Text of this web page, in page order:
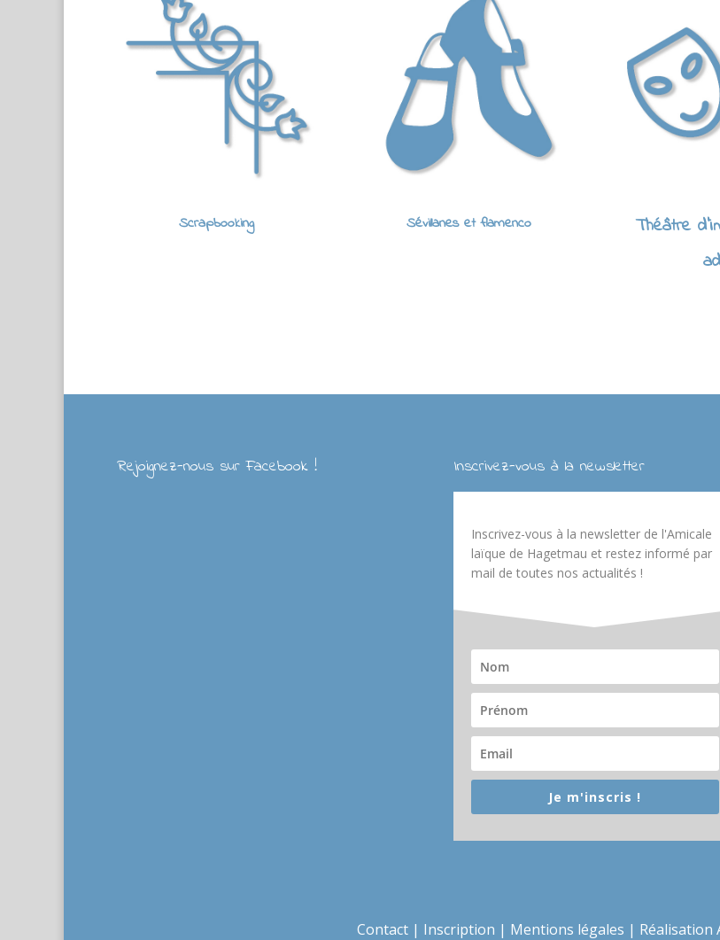
Scrapbooking Sévillanes et flamenco
Théâtre
Rejoignez-nous sur Facebook ! Inscrivez-vous à la newsletter
Inscrivez-vous à la newsletter de l'Amicale
laïque de Hagetmau et restez informé par
mail de toutes nos actualités !
Je m'inscris !
Contact| Inscription | Mentions légales | Réalisation